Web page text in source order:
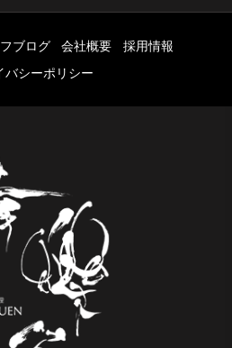
ブログ 会社概要
採用情報
バシーポリシー